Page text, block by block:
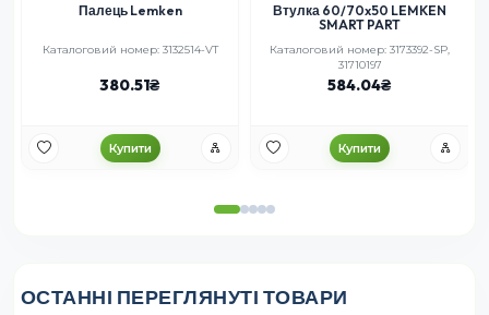
Палець Lemken
Каталоговий номер: 3132514-VT
380.51
Купити
Втулка 60/70x50 LEMKEN
SMART PART
Каталоговий номер: 3173392-SP,
31710197
584.04
Купити
ОСТАННІ ПЕРЕГЛЯНУТІ ТОВАРИ